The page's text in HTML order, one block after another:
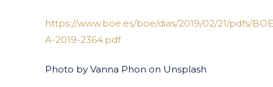
https://www.boe.es/boe/dias/2019/02/21/pdfs/
A-2019-2364.pdf
Photo by Vanna Phon on Unsplash